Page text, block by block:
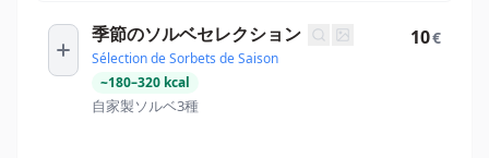
季節のソルベセレクション
Sélection de Sorbets de Saison
~180–320 kcal
自家製ソルベ3種
10€